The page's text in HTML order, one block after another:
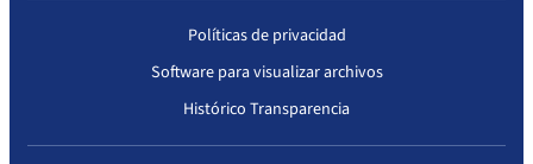
Políticas de privacidad
Software para visualizar archivos
Histórico Transparencia